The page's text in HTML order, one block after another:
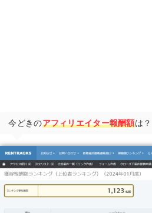
今どきのアフィリエイター報酬額は？